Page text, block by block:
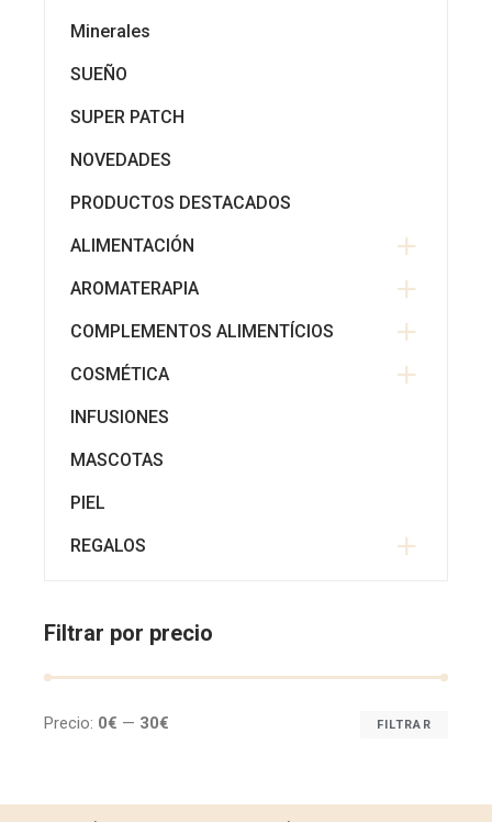
Minerales
SUEÑO
SUPER PATCH
NOVEDADES
PRODUCTOS DESTACADOS
ALIMENTACIÓN
AROMATERAPIA
COMPLEMENTOS ALIMENTÍCIOS
COSMÉTICA
INFUSIONES
MASCOTAS
PIEL
REGALOS
Filtrar por precio
FILTRAR
Precio: 0€ — 30€